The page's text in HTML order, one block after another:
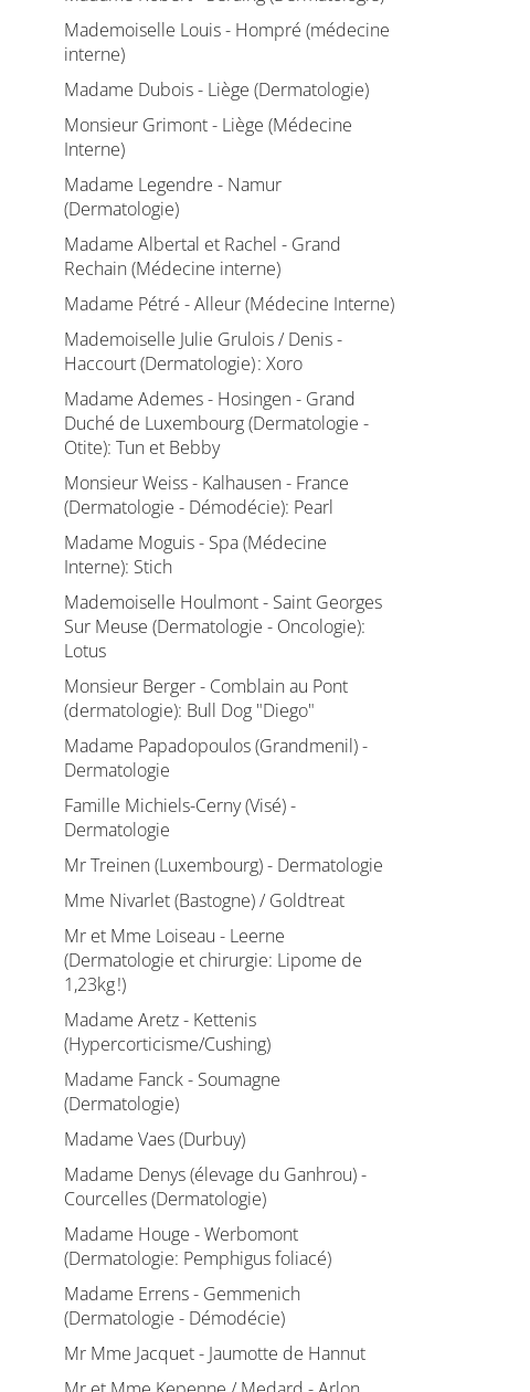
Mademoiselle Louis - Hompré (médecine
interne)
Madame Dubois - Liège (Dermatologie)
Monsieur Grimont - Liège (Médecine
Interne)
Madame Legendre - Namur
(Dermatologie)
Madame Albertal et Rachel - Grand
Rechain (Médecine interne)
Madame Pétré - Alleur (Médecine Interne)
Mademoiselle Julie Grulois / Denis -
Haccourt (Dermatologie) : Xoro
Madame Ademes - Hosingen - Grand
Duché de Luxembourg (Dermatologie -
Otite): Tun et Bebby
Monsieur Weiss - Kalhausen - France
(Dermatologie - Démodécie): Pearl
Madame Moguis - Spa (Médecine
Interne): Stich
Mademoiselle Houlmont - Saint Georges
Sur Meuse (Dermatologie - Oncologie):
Lotus
Monsieur Berger - Comblain au Pont
(dermatologie): Bull Dog "Diego"
Madame Papadopoulos (Grandmenil) -
Dermatologie
Famille Michiels-Cerny (Visé) -
Dermatologie
Mr Treinen (Luxembourg) - Dermatologie
Mme Nivarlet (Bastogne) / Goldtreat
Mr et Mme Loiseau - Leerne
(Dermatologie et chirurgie: Lipome de
1,23kg !)
Madame Aretz - Kettenis
(Hypercorticisme/Cushing)
Madame Fanck - Soumagne
(Dermatologie)
Madame Vaes (Durbuy)
Madame Denys (élevage du Ganhrou) -
Courcelles (Dermatologie)
Madame Houge - Werbomont
(Dermatologie: Pemphigus foliacé)
Madame Errens - Gemmenich
(Dermatologie - Démodécie)
Mr Mme Jacquet - Jaumotte de Hannut